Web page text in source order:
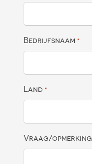
Bedrijfsnaam *
Land *
Vraag/opmerking